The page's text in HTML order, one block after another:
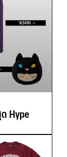
Hype